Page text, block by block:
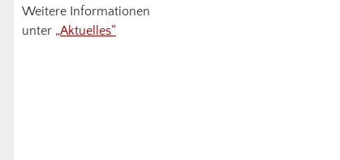
Weitere Informationen
unter „Aktuelles“